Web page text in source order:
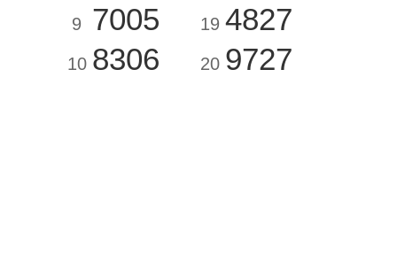
9 7005
10 8306
19 4827
20 9727